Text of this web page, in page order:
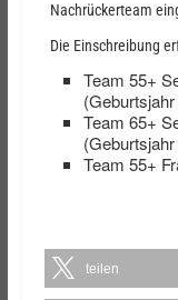
Nachrückerteam
Die Einschreibung
Team 55+
Team 65+
Team 55+
teilen